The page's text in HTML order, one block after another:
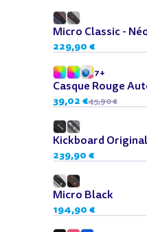
Dès 12 ans
Micro Classic -
229,90 €
7+
Casque Rouge
39,02 €45,90 €
Dès 12 ans
Kickboard Original
239,90 €
Dès 12 ans
Micro Black
194,90 €